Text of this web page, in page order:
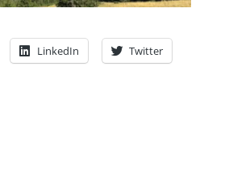
LinkedIn Twitter